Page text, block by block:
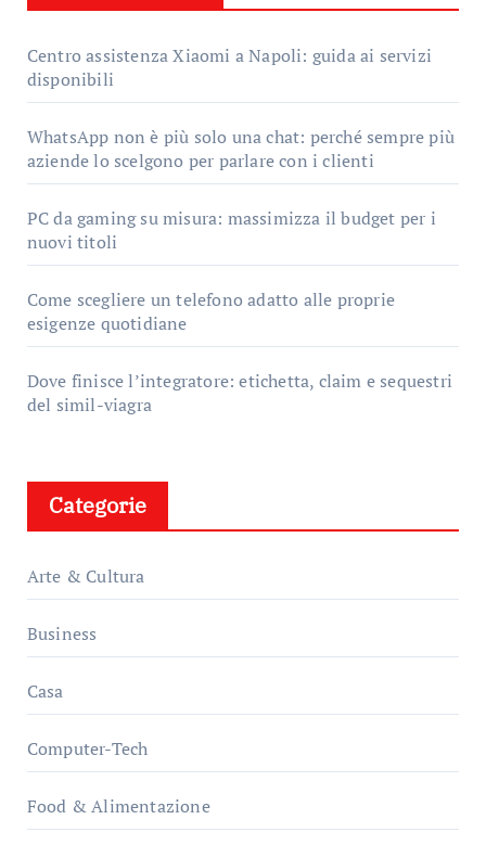
Centro assistenza Xiaomi a Napoli: guida ai servizi
disponibili
WhatsApp non è più solo una chat: perché sempre più
aziende lo scelgono per parlare con i clienti
PC da gaming su misura: massimizza il budget per i
nuovi titoli
Come scegliere un telefono adatto alle proprie
esigenze quotidiane
Dove finisce l’integratore: etichetta, claim e sequestri
del simil-viagra
Categorie
Arte & Cultura
Business
Casa
Computer-Tech
Food & Alimentazione